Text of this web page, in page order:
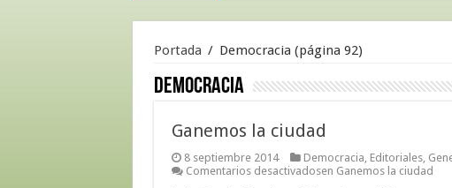
Portada / Democracia (página 92)
Democracia
Ganemos la ciudad
8 septiembre 2014 Democracia, Editoriales,
Comentarios desactivadosen Ganemos la ciudad